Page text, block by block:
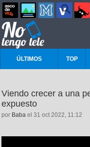
ÚLTIMOS TOP
Viendo crecer a una
expuesto
por Baba el 31 oct 2022, 11:12